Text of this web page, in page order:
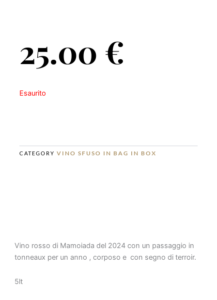
25.00 €
Esaurito
CATEGORY VINO SFUSO IN BAG IN BOX
Vino rosso di Mamoiada del 2024 con un passaggio in
tonneaux per un anno , corposo e con segno di terroir.
5lt